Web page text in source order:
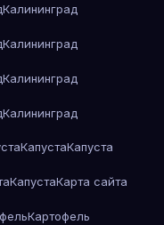
Калининград
Калининград
Калининград
Калининград
КапустаКапуста
КапустаКарта сайта
Картофель